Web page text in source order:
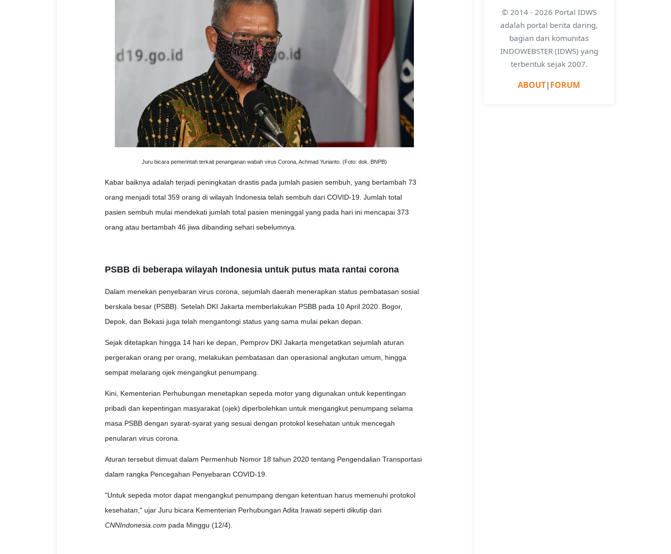
Juru bicara pemerintah terkait penanganan wabah virus Corona, Achmad Yurianto. (Foto: dok. BNPB)
Kabar baiknya adalah terjadi peningkatan drastis pada jumlah pasien sembuh, yang bertambah 73
orang menjadi total 359 orang di wilayah Indonesia telah sembuh dari COVID-19. Jumlah total
pasien sembuh mulai mendekati jumlah total pasien meninggal yang pada hari ini mencapai 373
orang atau bertambah 46 jiwa dibanding sehari sebelumnya.
PSBB di beberapa wilayah Indonesia untuk putus mata rantai corona
Dalam menekan penyebaran virus corona, sejumlah daerah menerapkan status pembatasan sosial
berskala besar (PSBB). Setelah DKI Jakarta memberlakukan PSBB pada 10 April 2020. Bogor,
Depok, dan Bekasi juga telah mengantongi status yang sama mulai pekan depan.
Sejak ditetapkan hingga 14 hari ke depan, Pemprov DKI Jakarta mengetatkan sejumlah aturan
pergerakan orang per orang, melakukan pembatasan dan operasional angkutan umum, hingga
sempat melarang ojek mengangkut penumpang.
Kini, Kementerian Perhubungan menetapkan sepeda motor yang digunakan untuk kepentingan
pribadi dan kepentingan masyarakat (ojek) diperbolehkan untuk mengangkut penumpang selama
masa PSBB dengan syarat-syarat yang sesuai dengan protokol kesehatan untuk mencegah
penularan virus corona.
Aturan tersebut dimuat dalam Permenhub Nomor 18 tahun 2020 tentang Pengendalian Transportasi
dalam rangka Pencegahan Penyebaran COVID-19.
"Untuk sepeda motor dapat mengangkut penumpang dengan ketentuan harus memenuhi protokol
kesehatan," ujar Juru bicara Kementerian Perhubungan Adita Irawati seperti dikutip dari
CNNIndonesia.com pada Minggu (12/4).
© 2014 - 2026 Portal IDWS
adalah portal berita daring,
bagian dari komunitas
INDOWEBSTER (IDWS) yang
terbentuk sejak 2007.
ABOUT|FORUM